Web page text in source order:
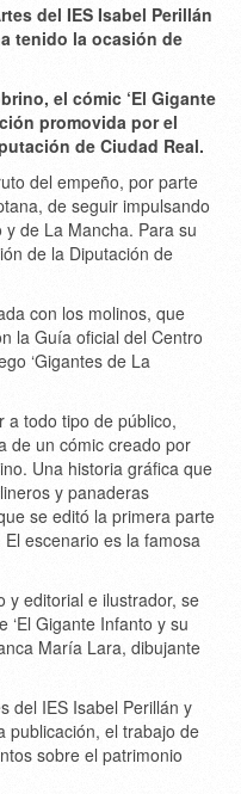
del IES Isabel Perillán
tenido la ocasión de
el cómic ‘El Gigante
promovida por el
de Ciudad Real.
del empeño, por parte
de seguir impulsando
de La Mancha. Para su
de la Diputación de
con los molinos, que
la Guía oficial del Centro
‘Gigantes de La
a todo tipo de público,
de un cómic creado por
Una historia gráfica que
y panaderas
se editó la primera parte
escenario es la famosa
y editorial e ilustrador, se
‘El Gigante Infanto y su
María Lara, dibujante
del IES Isabel Perillán y
publicación, el trabajo de
sobre el patrimonio